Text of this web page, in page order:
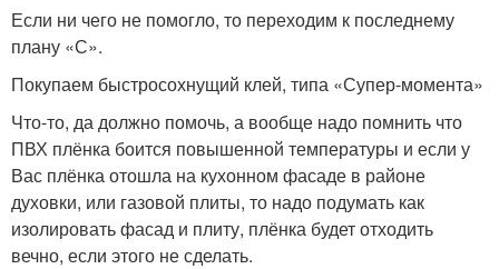
Если ни чего не помогло, то переходим к последнему
плану «С».
Покупаем быстросохнущий клей, типа «Супер-момента»
Что-то, да должно помочь, а вообще надо помнить что
ПВХ плёнка боится повышенной температуры и если у
Вас плёнка отошла на кухонном фасаде в районе
духовки, или газовой плиты, то надо подумать как
изолировать фасад и плиту, плёнка будет отходить
вечно, если этого не сделать.